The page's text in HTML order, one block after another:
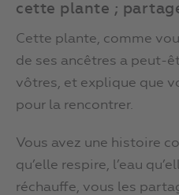
cette plante ;
Cette plante, comme
de ses ancêtres a peut-
vôtres, et explique que
pour la rencontrer.
Vous avez une histoire
qu’elle respire, l’eau
réchauffe, vous les